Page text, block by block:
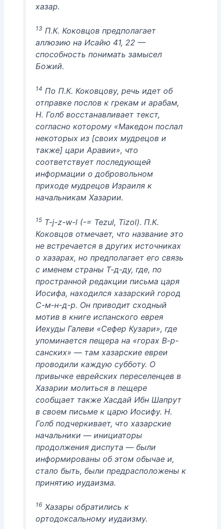
хазар.
13 П.К. Коковцов предполагает
аллюзию на Исайю 41, 22 —
способность понимать замысел
Божий.
14 По П.К. Коковцову, речь идет об
отправке послов к грекам и арабам,
Н. Голб восстанавливает текст,
согласно которому «Македон послал
некоторых из [своих мудрецов и
также] цари Аравии», что
соответствует последующей
информации о добровольном
приходе мудрецов Израиля к
начальникам Хазарии.
15T-j-z-w-l (-= Tezul, Tizol). П.К.
Коковцов отмечает, что название это
не встречается в других источниках
о хазарах, но предполагает его связь
с именем страны Т-д-ду, где, по
пространной редакции письма царя
Иосифа, находился хазарский город
С-м-н-д-р. Он приводит сходный
мотив в книге испанского еврея
Иехуды Галеви «Сефер Кузари», где
упоминается пещера на «горах В-р-
санских» — там хазарские евреи
проводили каждую субботу. О
привычке еврейских переселенцев в
Хазарии молиться в пещере
сообщает также Хасдай Ибн Шапрут
в своем письме к царю Иосифу. Н.
Голб подчеркивает, что хазарские
начальники — инициаторы
продолжения диспута — были
информированы об этом обычае и,
стало быть, были предрасположены к
принятию иудаизма.
16 Хазары обратились к
ортодоксальному иудаизму.